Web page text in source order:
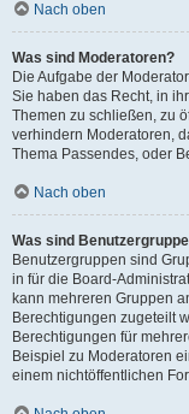
Nach oben
Was sind Moderatoren?
Die Aufgabe der
Sie haben das Recht, in
Themen zu schließen, zu
verhindern Moderatoren,
Thema Passendes, oder
Nach oben
Was sind
Benutzergruppen sind
in für die Board-
kann mehreren Gruppen
Berechtigungen zugeteilt
Berechtigungen für
Beispiel zu Moderatoren
einem nichtöffentlichen